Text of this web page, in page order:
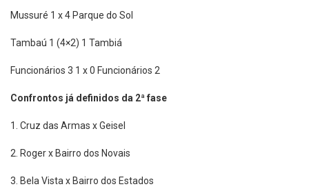
Mussuré 1 x 4 Parque do Sol
Tambaú 1 (4×2) 1 Tambiá
Funcionários 3 1 x 0 Funcionários 2
Confrontos já definidos da 2ª fase
1. Cruz das Armas x Geisel
2. Roger x Bairro dos Novais
3. Bela Vista x Bairro dos Estados